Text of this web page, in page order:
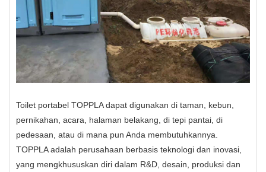
Toilet portabel TOPPLA dapat digunakan di taman, kebun,
pernikahan, acara, halaman belakang, di tepi pantai, di
pedesaan, atau di mana pun Anda membutuhkannya.
TOPPLA adalah perusahaan berbasis teknologi dan inovasi,
yang mengkhususkan diri dalam R&D, desain, produksi dan